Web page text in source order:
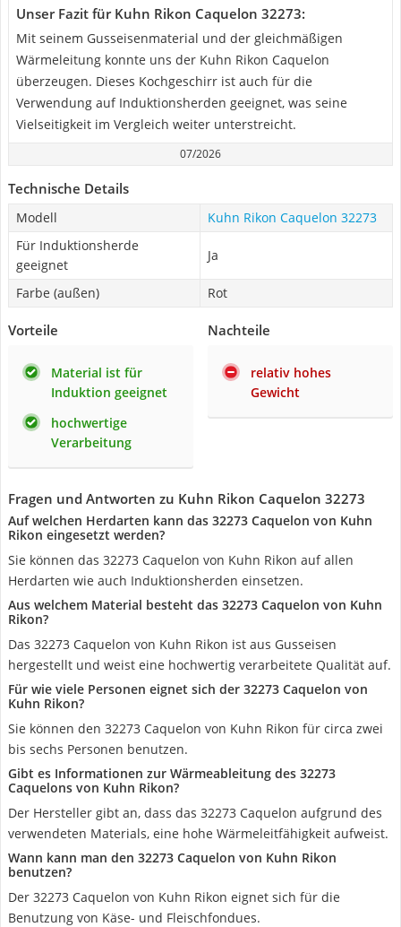
Unser Fazit für Kuhn Rikon Caquelon 32273:
Mit seinem Gusseisenmaterial und der gleichmäßigen
Wärmeleitung konnte uns der Kuhn Rikon Caquelon
überzeugen. Dieses Kochgeschirr ist auch für die
Verwendung auf Induktionsherden geeignet, was seine
Vielseitigkeit im Vergleich weiter unterstreicht.
07/2026
Technische Details
Modell
Kuhn Rikon Caquelon 32273
Für Induktionsherde
geeignet
Ja
Farbe (außen) Rot
Vorteile
Material ist für
Induktion geeignet
hochwertige
Verarbeitung
Nachteile
relativ hohes
Gewicht
Fragen und Antworten zu Kuhn Rikon Caquelon 32273
Auf welchen Herdarten kann das 32273 Caquelon von Kuhn
Rikon eingesetzt werden?
Sie können das 32273 Caquelon von Kuhn Rikon auf allen
Herdarten wie auch Induktionsherden einsetzen.
Aus welchem Material besteht das 32273 Caquelon von Kuhn
Rikon?
Das 32273 Caquelon von Kuhn Rikon ist aus Gusseisen
hergestellt und weist eine hochwertig verarbeitete Qualität auf.
Für wie viele Personen eignet sich der 32273 Caquelon von
Kuhn Rikon?
Sie können den 32273 Caquelon von Kuhn Rikon für circa zwei
bis sechs Personen benutzen.
Gibt es Informationen zur Wärmeableitung des 32273
Caquelons von Kuhn Rikon?
Der Hersteller gibt an, dass das 32273 Caquelon aufgrund des
verwendeten Materials, eine hohe Wärmeleitfähigkeit aufweist.
Wann kann man den 32273 Caquelon von Kuhn Rikon
benutzen?
Der 32273 Caquelon von Kuhn Rikon eignet sich für die
Benutzung von Käse- und Fleischfondues.